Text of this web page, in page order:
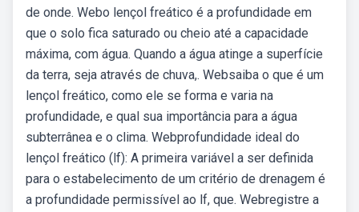
de onde. Webo lençol freático é a profundidade em
que o solo fica saturado ou cheio até a capacidade
máxima, com água. Quando a água atinge a superfície
da terra, seja através de chuva,. Websaiba o que é um
lençol freático, como ele se forma e varia na
profundidade, e qual sua importância para a água
subterrânea e o clima. Webprofundidade ideal do
lençol freático (lf): A primeira variável a ser definida
para o estabelecimento de um critério de drenagem é
a profundidade permissível ao lf, que. Webregistre a